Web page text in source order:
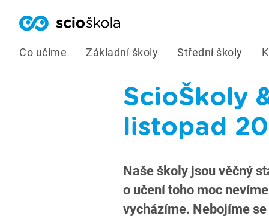
Co učíme Základní školy Střední školy
ScioŠkoly
listopad
Naše školy jsou věčný
o učení toho moc
vycházíme. Nebojíme